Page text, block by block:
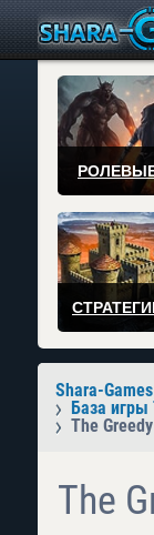
Shara-
База игры
The
The